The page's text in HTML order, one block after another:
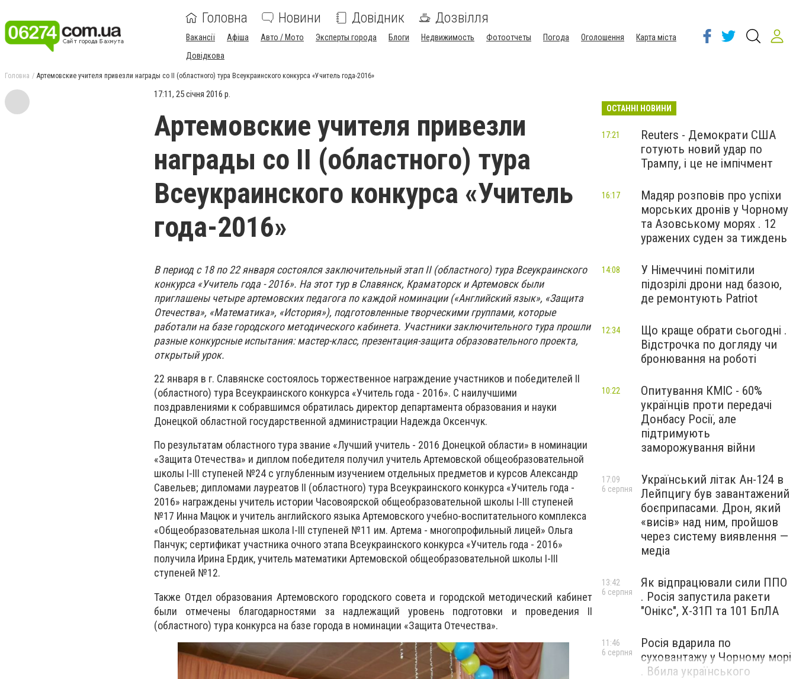
Головна Новини Довідник Дозвілля
Вакансії Афіша Авто / Мото Эксперты города Блоги Недвижимость Фотоотчеты Погода Оголошення
Карта міста
Довідкова
Головна Артемовские учителя привезли награды со II (областного) тура Всеукраинского конкурса «Учитель года-2016»
17:11, 25 січня 2016 р.
Артемовские учителя привезли
награды со II (областного) тура
Всеукраинского конкурса «Учитель
года-2016»
В период с 18 по 22 января состоялся заключительный этап II (областного) тура Всеукраинского
конкурса «Учитель года - 2016». На этот тур в Славянск, Краматорск и Артемовск были
приглашены четыреартемовских педагогапо каждой номинации («Английский язык», «Защита
Отечества», «Математика», «История»), подготовленные творческими группами, которые
работали на базе городского методического кабинета. Участники заключительного тура прошли
разныеконкурсные испытания: мастер-класс, презентация-защита образовательного проекта,
открытый урок.
22 января в г. Славянске состоялось торжественное награждение участников и победителей II
(областного) тура Всеукраинского конкурса «Учитель года - 2016». С наилучшими
поздравлениями к собравшимся обратилась директор департамента образования и науки
Донецкой областной государственной администрации Надежда Оксенчук.
По результатам областного тура звание «Лучший учитель - 2016 Донецкой области» в номинации
«Защита Отечества» и диплом победителя получил учитель Артемовской общеобразовательной
школы I-III ступеней №24 с углубленным изучением отдельных предметов и курсов Александр
Савельев; дипломами лауреатов II (областного) тура Всеукраинского конкурса «Учитель года -
2016» награждены учитель истории Часовоярской общеобразовательной школы I-III ступеней
№17 Инна Мацюк и учитель английского языка Артемовского учебно-воспитательного комплекса
«Общеобразовательная школа I-III ступеней №11 им. Артема - многопрофильный лицей» Ольга
Панчук; сертификат участника очного этапа Всеукраинского конкурса «Учитель года - 2016»
получила Ирина Ердик, учитель математики Артемовской общеобразовательной школы I-III
ступеней №12.
Также Отдел образования Артемовского городского совета и городской методический кабинет
были отмечены благодарностями за надлежащий уровень подготовки и проведения II
(областного) тура конкурса на базе города в номинации «Защита Отечества».
ОСТАННІ НОВИНИ
Reuters - Демократи США
готують новий удар по
Трампу, і це не імпічмент
17:21
Мадяр розповів про успіхи
морських дронів у Чорному
та Азовському морях . 12
уражених суден за тиждень
16:17
У Німеччині помітили
підозрілі дрони над базою,
де ремонтують Patriot
14:08
Що краще обрати сьогодні .
Відстрочка по догляду чи
бронювання на роботі
12:34
Опитування КМІС - 60%
українців проти передачі
Донбасу Росії, але
підтримують
заморожування війни
10:22
Український літак Ан-124 в
Лейпцигу був завантажений
боєприпасами. Дрон, який
«висів» над ним, пройшов
через систему виявлення —
медіа
17:09
6 серпня
Як відпрацювали сили ППО
. Росія запустила ракети
"Онікс", Х-31П та 101 БпЛА
13:42
6 серпня
Росія вдарила по
суховантажу у Чорному морі
. Вбила українського
11:46
6 серпня